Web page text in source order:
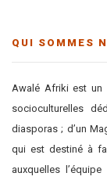
QUI SOMMES
Awalé Afriki est un
socioculturelles
diasporas ; d’un
qui est destiné à
auxquelles